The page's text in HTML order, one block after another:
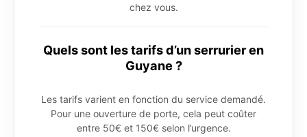
chez vous.
Quels sont les tarifs d’un serrurier en
Guyane ?
Les tarifs varient en fonction du service demandé.
Pour une ouverture de porte, cela peut coûter
entre 50€ et 150€ selon l’urgence.